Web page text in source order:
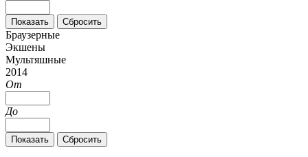
Браузерные
Экшены
Мультяшные
2014
От
До